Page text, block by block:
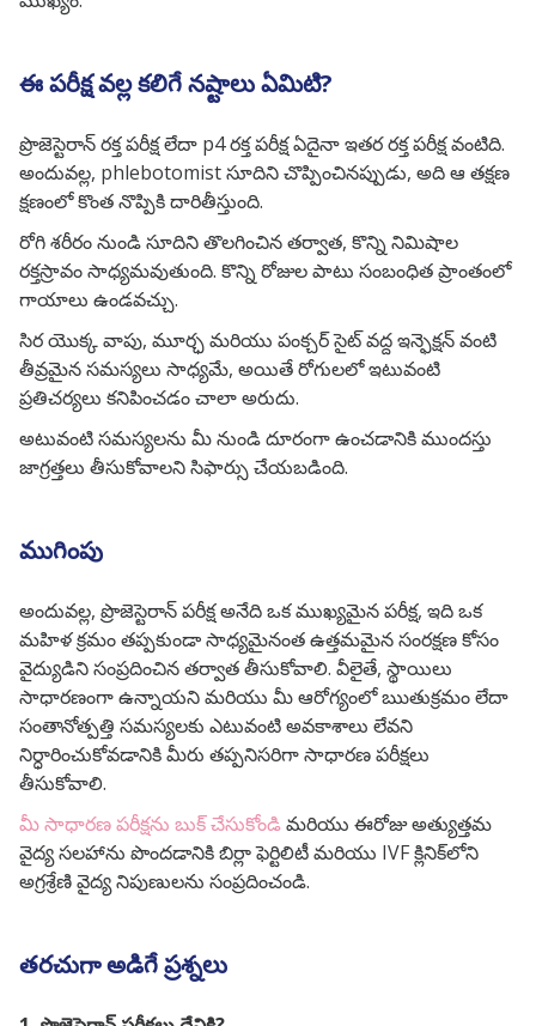
ఈ పరీక్ష వల్ల కలిగే నష్టాలు ఏమిటి?
ప్రొజెస్టెరాన్ రక్త పరీక్ష లేదా p4 రక్త పరీక్ష ఏదైనా ఇతర రక్త పరీక్ష వంటిది.
అందువల్ల, phlebotomist సూదిని చొప్పించినప్పుడు, అది ఆ తక్షణ
క్షణంలో కొంత నొప్పికి దారితీస్తుంది.
రోగి శరీరం నుండి సూదిని తొలగించిన తర్వాత, కొన్ని నిమిషాల
రక్తస్రావం సాధ్యమవుతుంది. కొన్ని రోజుల పాటు సంబంధిత ప్రాంతంలో
గాయాలు ఉండవచ్చు.
సిర యొక్క వాపు, మూర్ఛ మరియు పంక్చర్ సైట్ వద్ద ఇన్ఫెక్షన్ వంటి
తీవ్రమైన సమస్యలు సాధ్యమే, అయితే రోగులలో ఇటువంటి
ప్రతిచర్యలు కనిపించడం చాలా అరుదు.
అటువంటి సమస్యలను మీ నుండి దూరంగా ఉంచడానికి ముందస్తు
జాగ్రత్తలు తీసుకోవాలని సిఫార్సు చేయబడింది.
ముగింపు
అందువల్ల, ప్రొజెస్టెరాన్ పరీక్ష అనేది ఒక ముఖ్యమైన పరీక్ష, ఇది ఒక
మహిళ క్రమం తప్పకుండా సాధ్యమైనంత ఉత్తమమైన సంరక్షణ కోసం
వైద్యుడిని సంప్రదించిన తర్వాత తీసుకోవాలి. వీలైతే, స్థాయిలు
సాధారణంగా ఉన్నాయని మరియు మీ ఆరోగ్యంలో ఋతుక్రమం లేదా
సంతానోత్పత్తి సమస్యలకు ఎటువంటి అవకాశాలు లేవని
నిర్ధారించుకోవడానికి మీరు తప్పనిసరిగా సాధారణ పరీక్షలు
తీసుకోవాలి.
మీ సాధారణ పరీక్షను బుక్ చేసుకోండిమరియు ఈరోజు అత్యుత్తమ
వైద్య సలహాను పొందడానికి బిర్లా ఫెర్టిలిటీ మరియు IVF క్లినిక్‌లోని
అగ్రశ్రేణి వైద్య నిపుణులను సంప్రదించండి.
తరచుగా అడిగే ప్రశ్నలు